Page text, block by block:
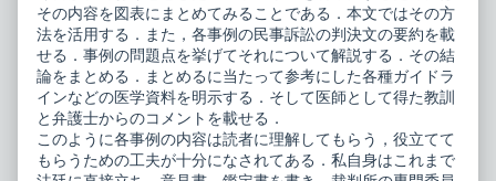
その内容を図表にまとめてみることである．本文ではその方
法を活用する．また，各事例の民事訴訟の判決文の要約を載
せる．事例の問題点を挙げてそれについて解説する．その結
論をまとめる．まとめるに当たって参考にした各種ガイドラ
インなどの医学資料を明示する．そして医師として得た教訓
と弁護士からのコメントを載せる．
このように各事例の内容は読者に理解してもらう，役立てて
もらうための工夫が十分になされてある．私自身はこれまで